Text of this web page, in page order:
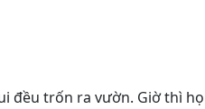
đều trốn ra vườn. Giờ thì